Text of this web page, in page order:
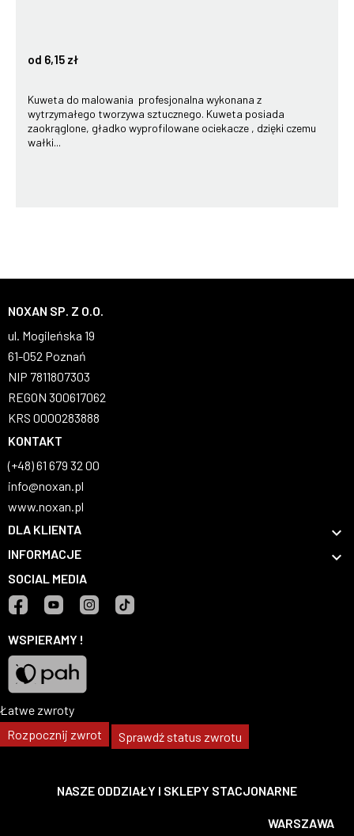
od 6,15 zł
Kuweta do malowania profesjonalna wykonana z
wytrzymałego tworzywa sztucznego. Kuweta posiada
zaokrąglone, gładko wyprofilowane ociekacze , dzięki czemu
wałki...
NOXAN SP. Z O.O.
ul. Mogileńska 19
61-052 Poznań
NIP 7811807303
REGON 300617062
KRS 0000283888
KONTAKT
(+48) 61 679 32 00
info@noxan.pl
www.noxan.pl
DLA KLIENTA

INFORMACJE 
SOCIAL MEDIA
WSPIERAMY !
Pah
Łatwe zwroty
Rozpocznij zwrot
Sprawdź status zwrotu
NASZE ODDZIAŁY I SKLEPY STACJONARNE